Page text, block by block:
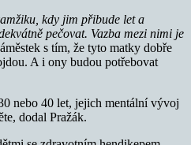
kdy jim přibude let a
pečovat. Vazba mezi nimi je
s tím, že tyto matky dobře
A i ony budou potřebovat
nebo 40 let, jejich mentální vývoj
dodal Pražák.